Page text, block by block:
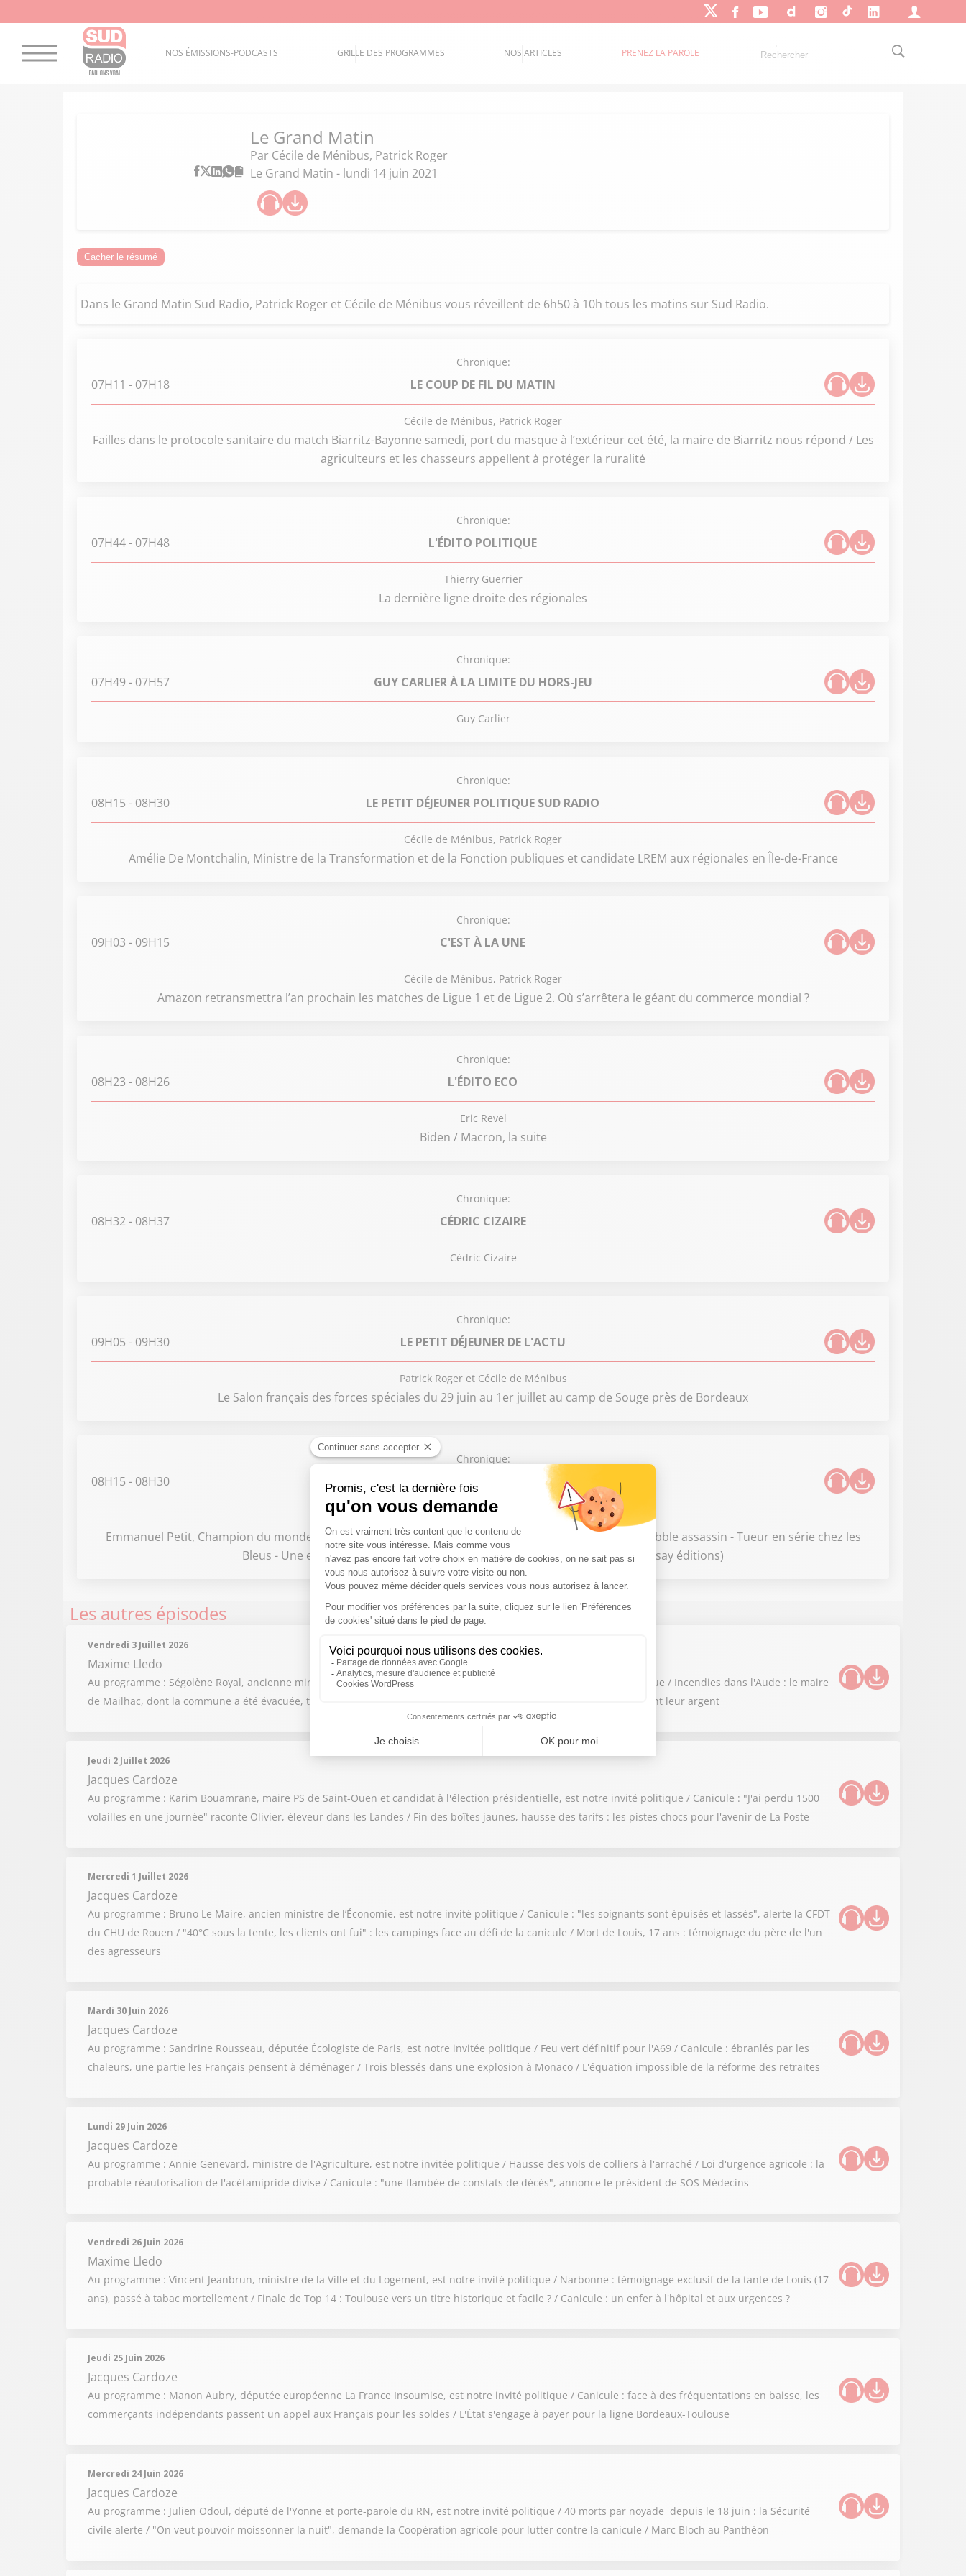
NOS ÉMISSIONS-PODCASTS GRILLE DES PROGRAMMES NOS ARTICLES PRENEZ LA PAROLE
Le Grand Matin
Par Cécile de Ménibus, Patrick Roger
Le Grand Matin - lundi 14 juin 2021
Cacher le résumé
Dans le Grand Matin Sud Radio, Patrick Roger et Cécile de Ménibus vous réveillent de 6h50 à 10h tous les matins sur Sud Radio.
Chronique:
07H11 - 07H18 LE COUP DE FIL DU MATIN
Cécile de Ménibus, Patrick Roger
Failles dans le protocole sanitaire du match Biarritz-Bayonne samedi, port du masque à l’extérieur cet été, la maire de Biarritz nous répond / Les
agriculteurs et les chasseurs appellent à protéger la ruralité
Chronique:
07H44- 07H48 L'ÉDITO POLITIQUE
Thierry Guerrier
La dernière ligne droite des régionales
Chronique:
07H49- 07H57 GUY CARLIER À LA LIMITE DU HORS-JEU
Guy Carlier
Chronique:
08H15 - 08H30 LE PETIT DÉJEUNER POLITIQUE SUD RADIO
Cécile de Ménibus, Patrick Roger
Amélie De Montchalin, Ministre de la Transformation et de la Fonction publiques et candidate LREM aux régionales en Île-de-France
Chronique:
09H03 - 09H15 C'EST À LA UNE
Cécile de Ménibus, Patrick Roger
Amazon retransmettra l’an prochain les matches de Ligue 1 et de Ligue 2. Où s’arrêtera le géant du commerce mondial ?
Chronique:
08H23 - 08H26 L'ÉDITO ECO
Eric Revel
Biden / Macron, la suite
Chronique:
08H32- 08H37 CÉDRIC CIZAIRE
Cédric Cizaire
Chronique:
09H05 - 09H30 LE PETIT DÉJEUNER DE L'ACTU
Patrick Roger et Cécile de Ménibus
Le Salon français des forces spéciales du 29 juin au 1er juillet au camp de Souge près de Bordeaux
Chronique:
08H15 - 08H30 L'INVITÉ DU GRAND MATIN
Cécile de Ménibus, Patrick Roger
Emmanuel Petit, Champion du monde 1998 et champion d’Europe 2000 de football. Co-auteur de "Dribble assassin - Tueur en série chez les
Bleus - Une enquête de la commissaire Paccini", avec Gilles Del Pappas (Ramsay éditions)
Les autres épisodes
Vendredi 3 Juillet 2026
Maxime Lledo
Au programme : Ségolène Royal, ancienne ministre et ancienne candidate à la Présidentielle, est notre invitée politique / Incendies dans l'Aude : le maire
de Mailhac, dont la commune a été évacuée, témoigne / Restaurants, barbiers, CPF : comment les dealers blanchissent leur argent
Jeudi 2 Juillet 2026
Jacques Cardoze
Au programme : Karim Bouamrane, maire PS de Saint-Ouen et candidat à l'élection présidentielle, est notre invité politique / Canicule : "J'ai perdu 1500
volailles en une journée" raconte Olivier, éleveur dans les Landes / Fin des boîtes jaunes, hausse des tarifs : les pistes chocs pour l'avenir de La Poste
Mercredi 1 Juillet 2026
Jacques Cardoze
Au programme : Bruno Le Maire, ancien ministre de l’Économie, est notre invité politique / Canicule : "les soignants sont épuisés et lassés", alerte la CFDT
du CHU de Rouen / "40°C sous la tente, les clients ont fui" : les campings face au défi de la canicule / Mort de Louis, 17 ans : témoignage du père de l'un
des agresseurs
Mardi 30 Juin 2026
Jacques Cardoze
Au programme : Sandrine Rousseau, députée Écologiste de Paris, est notre invitée politique / Feu vert définitif pour l'A69 / Canicule : ébranlés par les
chaleurs, une partie les Français pensent à déménager / Trois blessés dans une explosion à Monaco / L'équation impossible de la réforme des retraites
Lundi 29 Juin 2026
Jacques Cardoze
Au programme : Annie Genevard, ministre de l'Agriculture, est notre invitée politique / Hausse des vols de colliers à l'arraché / Loi d'urgence agricole : la
probable réautorisation de l'acétamipride divise / Canicule : "une flambée de constats de décès", annonce le président de SOS Médecins
Vendredi 26 Juin 2026
Maxime Lledo
Au programme : Vincent Jeanbrun, ministre de la Ville et du Logement, est notre invité politique / Narbonne : témoignage exclusif de la tante de Louis (17
ans), passé à tabac mortellement / Finale de Top 14 : Toulouse vers un titre historique et facile ? / Canicule : un enfer à l'hôpital et aux urgences ?
Jeudi 25 Juin 2026
Jacques Cardoze
Au programme : Manon Aubry, députée européenne La France Insoumise, est notre invité politique / Canicule : face à des fréquentations en baisse, les
commerçants indépendants passent un appel aux Français pour les soldes / L'État s'engage à payer pour la ligne Bordeaux-Toulouse
Mercredi 24 Juin 2026
Jacques Cardoze
Au programme : Julien Odoul, député de l'Yonne et porte-parole du RN, est notre invité politique / 40 morts par noyade depuis le 18 juin : la Sécurité
civile alerte / "On veut pouvoir moissonner la nuit", demande la Coopération agricole pour lutter contre la canicule / Marc Bloch au Panthéon